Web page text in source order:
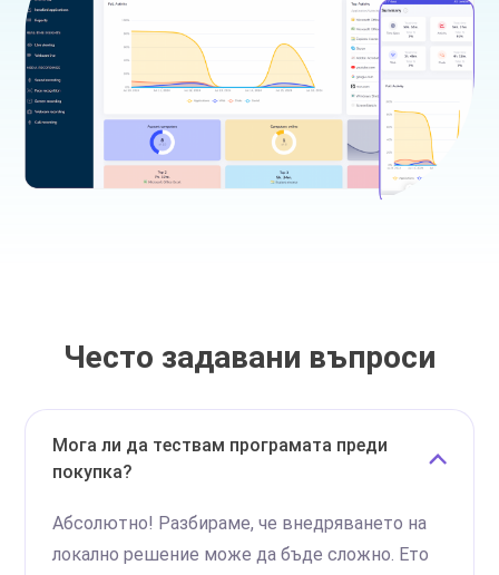
Често задавани въпроси
Мога ли да тествам програмата преди
покупка?
Абсолютно! Разбираме, че внедряването на
локално решение може да бъде сложно. Ето